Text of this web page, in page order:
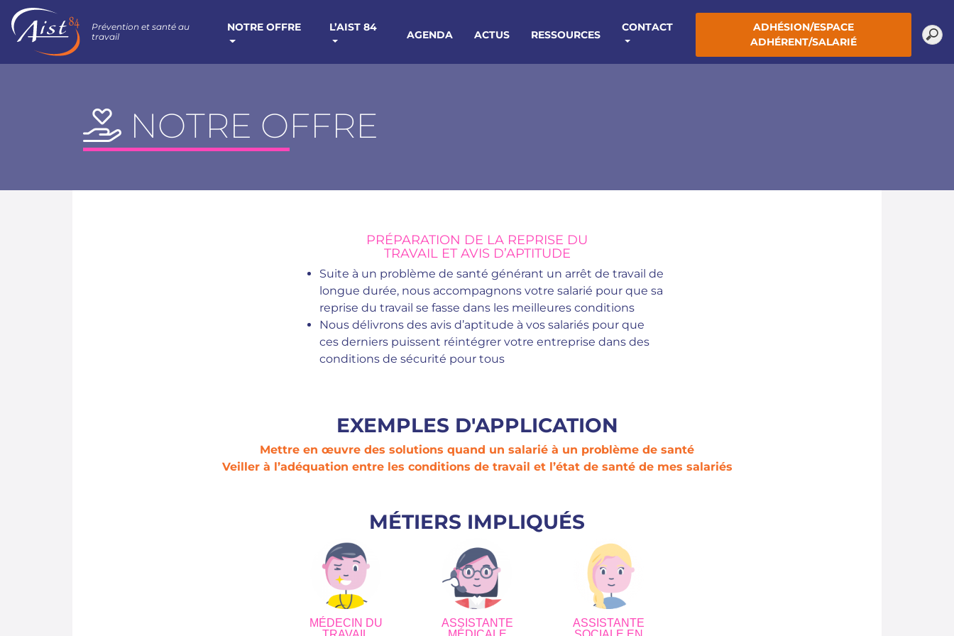
Prévention et santé au
travail
NOTRE OFFRE L’AIST 84
AGENDA ACTUS RESSOURCES
CONTACT
ADHÉSION/ESPACE
ADHÉRENT/SALARIÉ
NOTRE OFFRE
PRÉPARATION DE LA REPRISE DU
TRAVAIL ET AVIS D’APTITUDE
Suite à un problème de santé générant un arrêt de travail de
longue durée, nous accompagnons votre salarié pour que sa
reprise du travail se fasse dans les meilleures conditions
Nous délivrons des avis d’aptitude à vos salariés pour que
ces derniers puissent réintégrer votre entreprise dans des
conditions de sécurité pour tous
EXEMPLES D'APPLICATION
Mettre en œuvre des solutions quand un salarié à un problème de santé
Veiller à l’adéquation entre les conditions de travail et l’état de santé de mes salariés
MÉTIERS IMPLIQUÉS
MÉDECIN DU
ASSISTANTE
ASSISTANTE